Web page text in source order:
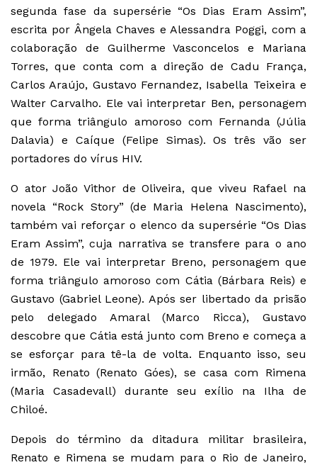
segunda fase da supersérie “Os Dias Eram Assim”,
escrita por Ângela Chaves e Alessandra Poggi, com a
colaboração de Guilherme Vasconcelos e Mariana
Torres, que conta com a direção de Cadu França,
Carlos Araújo, Gustavo Fernandez, Isabella Teixeira e
Walter Carvalho. Ele vai interpretar Ben, personagem
que forma triângulo amoroso com Fernanda (Júlia
Dalavia) e Caíque (Felipe Simas). Os três vão ser
portadores do vírus HIV.
O ator João Vithor de Oliveira, que viveu Rafael na
novela “Rock Story” (de Maria Helena Nascimento),
também vai reforçar o elenco da supersérie “Os Dias
Eram Assim”, cuja narrativa se transfere para o ano
de 1979. Ele vai interpretar Breno, personagem que
forma triângulo amoroso com Cátia (Bárbara Reis) e
Gustavo (Gabriel Leone). Após ser libertado da prisão
pelo delegado Amaral (Marco Ricca), Gustavo
descobre que Cátia está junto com Breno e começa a
se esforçar para tê-la de volta. Enquanto isso, seu
irmão, Renato (Renato Góes), se casa com Rimena
(Maria Casadevall) durante seu exílio na Ilha de
Chiloé.
Depois do término da ditadura militar brasileira,
Renato e Rimena se mudam para o Rio de Janeiro,